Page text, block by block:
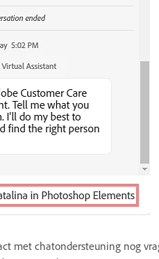
met chatondersteuning nog